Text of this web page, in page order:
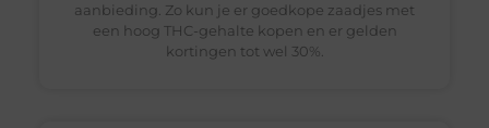
aanbieding. Zo kun je er goedkope zaadjes met
een hoog THC-gehalte kopen en er gelden
kortingen tot wel 30%.